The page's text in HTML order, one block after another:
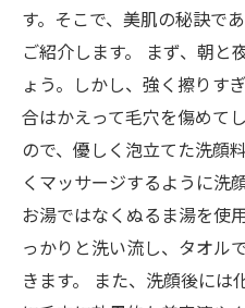
す。そこで、美肌の秘訣で
ご紹介します。 まず、朝と
ょう。しかし、強く擦りす
合はかえって毛穴を傷めて
ので、優しく泡立てた洗顔
くマッサージするように洗
お湯ではなくぬるま湯を使
っかりと洗い流し、タオル
きます。 また、洗顔後には